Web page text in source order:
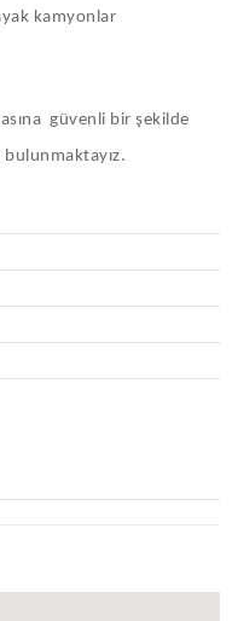
kamyonlar
güvenli bir şekilde